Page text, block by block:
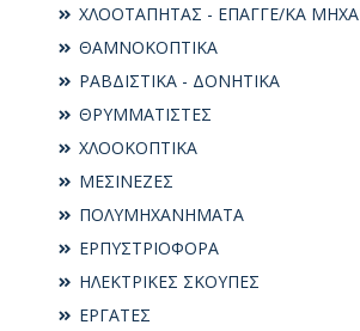
ΧΛΟΟΤΑΠΗΤΑΣ - ΕΠΑΓΓΕ/ΚΑ
ΘΑΜΝΟΚΟΠΤΙΚΑ
ΡΑΒΔΙΣΤΙΚΑ - ΔΟΝΗΤΙΚΑ
ΘΡΥΜΜΑΤΙΣΤΕΣ
ΧΛΟΟΚΟΠΤΙΚΑ
ΜΕΣΙΝΕΖΕΣ
ΠΟΛΥΜΗΧΑΝΗΜΑΤΑ
ΕΡΠΥΣΤΡΙΟΦΟΡΑ
ΗΛΕΚΤΡΙΚΕΣ ΣΚΟΥΠΕΣ
ΕΡΓΑΤΕΣ